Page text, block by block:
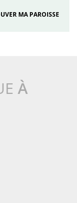
MA PAROISSE
À